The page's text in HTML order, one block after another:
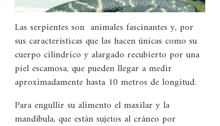
Las serpientes son animales fascinantes y, por
sus características que las hacen únicas como su
cuerpo cilíndrico y alargado recubierto por una
piel escamosa, que pueden llegar a medir
aproximadamente hasta 10 metros de longitud.
Para engullir su alimento el maxilar y la
mandíbula, que están sujetos al cráneo por